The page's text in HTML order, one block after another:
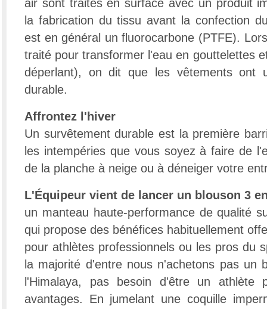
air sont traités en surface avec un produit
la fabrication du tissu avant la confection
est en général un fluorocarbone (PTFE).
traité pour transformer l'eau en gouttelettes
déperlant), on dit que les vêtements ont
durable.
Affrontez l'hiver
Un survêtement durable est la première
les intempéries que vous soyez à faire de
de la planche à neige ou à déneiger votre
L'Équipeur vient de lancer un blouson 3
un manteau haute-performance de qualité
qui propose des bénéfices habituellement
pour athlètes professionnels ou les pros du
la majorité d'entre nous n'achetons pas un
l'Himalaya, pas besoin d'être un athlète
avantages. En jumelant une coquille